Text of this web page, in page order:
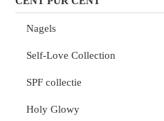
Nagels
Self-Love Collection
SPF collectie
Holy Glowy